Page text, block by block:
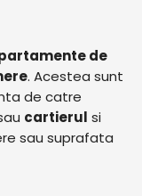
de
. Acestea sunt
de catre
cartierul si
sau suprafata